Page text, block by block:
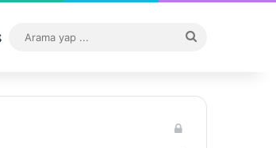
Sitemap
...